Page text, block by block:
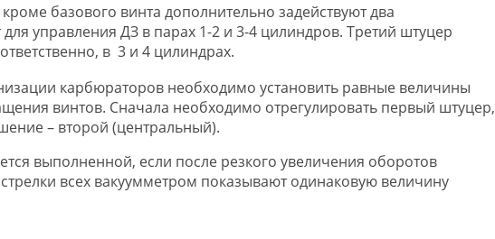
базового винта дополнительно задействуют два
управления ДЗ в парах 1-2 и 3-4 цилиндров. Третий штуцер
в 3 и 4 цилиндрах.
карбюраторов необходимо установить равные величины
винтов. Сначала необходимо отрегулировать первый штуцер,
– второй (центральный).
выполненной, если после резкого увеличения оборотов
всех вакуумметром показывают одинаковую величину